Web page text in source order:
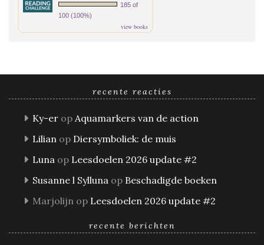
185 of
100 (100%)
view books
recente reacties
Ky-er op Aquamarkers van de action
Lilian op Diersymboliek: de muis
Luna op Leesdoelen 2026 update #2
Susanne l Sylluna op Beschadigde boeken
Marjolijn op Leesdoelen 2026 update #2
recente berichten